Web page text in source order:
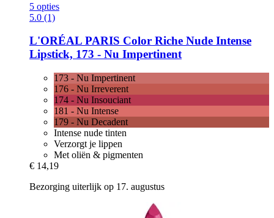
5 opties
5.0 (1)
L'ORÉAL PARIS Color Riche Nude Intense
Lipstick, 173 -​ Nu Impertinent
173 - Nu Impertinent
176 - Nu Irreverent
174 - Nu Insouciant
181 - Nu Intense
179 - Nu Decadent
Intense nude tinten
Verzorgt je lippen
Met oliën & pigmenten
€ 14,19
Bezorging uiterlijk op 17. augustus